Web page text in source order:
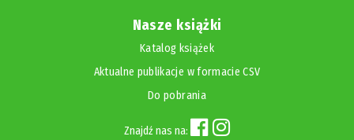
Nasze książki
Katalog książek
Aktualne publikacje w formacie CSV
Do pobrania
Znajdź nas na: